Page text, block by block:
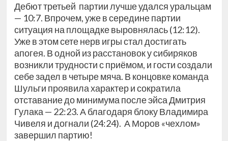
Дебют третьей партии лучше удался уральцам
— 10:7. Впрочем, уже в середине партии
ситуация на площадке выровнялась (12:12).
Уже в этом сете нерв игры стал достигать
апогея. В одной из расстановок у сибиряков
возникли трудности с приёмом, и гости создали
себе задел в четыре мяча. В концовке команда
Шульги проявила характер и сократила
отставание до минимума после эйса Дмитрия
Гулака — 22:23. А благодаря блоку Владимира
Чивеля и догнали (24:24). А Моров «чехлом»
завершил партию!